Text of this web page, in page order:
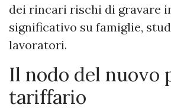
dei rincari rischi di gravare
significativo su famiglie,
lavoratori.
Il nodo del nuovo
tariffario